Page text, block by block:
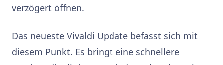
verzögert öffnen.
Das neueste Vivaldi Update befasst sich mit
diesem Punkt. Es bringt eine schnellere